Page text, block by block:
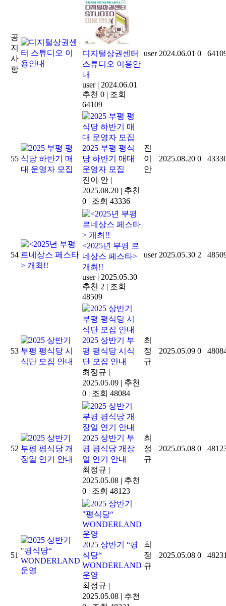
공
지
사
항
디지털상권센터
스튜디오 이용안
내
user | 2024.06.01 |
추천 0 | 조회
64109
user 2024.06.01 0
55
2025 부평 평식
당 하반기 매대
운영자 모집
진이 안 |
2025.08.20 | 추천
0 | 조회 43336
진
이
안
2025.08.20 0
54
<2025년 부평 르
네상스 페스타>
개최!!
user | 2025.05.30 |
추천 2 | 조회
48509
user 2025.05.30 2
53
2025 상반기 부
평 평식당 시식
단 모집 안내
최정규 |
2025.05.09 | 추천
0 | 조회 48084
최
정
규
2025.05.09 0
52
2025 상반기 부
평 평식당 개장
일 연기 안내
최정규 |
2025.05.08 | 추천
0 | 조회 48123
최
정
규
2025.05.08 0
51
2025 상반기 “평
식당“
WONDERLAND
운영
최정규 |
2025.05.08 | 추천
최
정
규
2025.05.08 0